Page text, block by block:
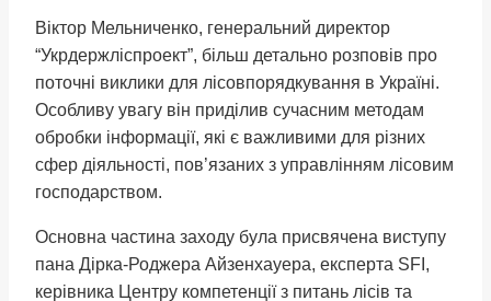
Віктор Мельниченко, генеральний директор
“Укрдержліспроект”, більш детально розповів про
поточні виклики для лісовпорядкування в Україні.
Особливу увагу він приділив сучасним методам
обробки інформації, які є важливими для різних
сфер діяльності, пов’язаних з управлінням лісовим
господарством.
Основна частина заходу була присвячена виступу
пана Дірка-Роджера Айзенхауера, експерта SFI,
керівника Центру компетенції з питань лісів та